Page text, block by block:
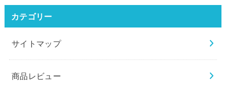
カテゴリー
サイトマップ
商品レビュー